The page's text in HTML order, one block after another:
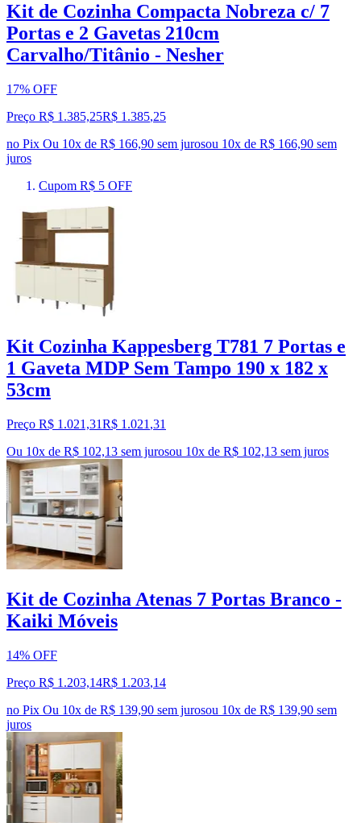
Kit de Cozinha Compacta Nobreza c/ 7
Portas e 2 Gavetas 210cm
Carvalho/Titânio - Nesher
17% OFF
Preço R$ 1.385,25R$ 1.385,25
no Pix Ou 10x de R$ 166,90 sem jurosou 10x de R$ 166,90 sem
juros
Cupom R$ 5 OFF
Kit Cozinha Kappesberg T781 7 Portas e
1 Gaveta MDP Sem Tampo 190 x 182 x
53cm
Preço R$ 1.021,31R$ 1.021 ,31
Ou 10x de R$ 102,13 sem jurosou 10x de R$ 102,13 sem juros
Kit de Cozinha Atenas 7 Portas Branco -
Kaiki Móveis
14% OFF
Preço R$ 1.203,14R$ 1.203,14
no Pix Ou 10x de R$ 139,90 sem jurosou 10x de R$ 139,90 sem
juros